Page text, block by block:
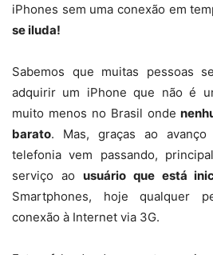
iPhones sem uma conexão em
se iluda!
Sabemos que muitas pessoas
adquirir um iPhone que não é
muito menos no Brasil onde
barato. Mas, graças ao
telefonia vem passando,
serviço ao usuário que está
Smartphones, hoje qualquer
conexão à Internet via 3G.